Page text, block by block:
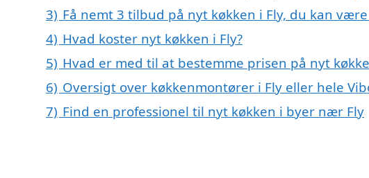
3) Få nemt 3 tilbud på nyt køkken i Fly, du kan
4) Hvad koster nyt køkken i Fly?
5) Hvad er med til at bestemme prisen på nyt
6) Oversigt over køkkenmontører i Fly eller hele
7) Find en professionel til nyt køkken i byer nær Fly